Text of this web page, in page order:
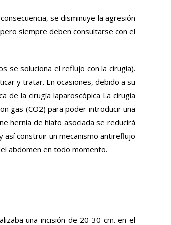
se disminuye la agresión
siempre deben consultarse con el
se soluciona el reflujo con la cirugía).
y tratar. En ocasiones, debido a su
de la cirugía laparoscópica La cirugía
gas (CO2) para poder introducir una
hernia de hiato asociada se reducirá
construir un mecanismo antireflujo
abdomen en todo momento.
una incisión de 20-30 cm. en el